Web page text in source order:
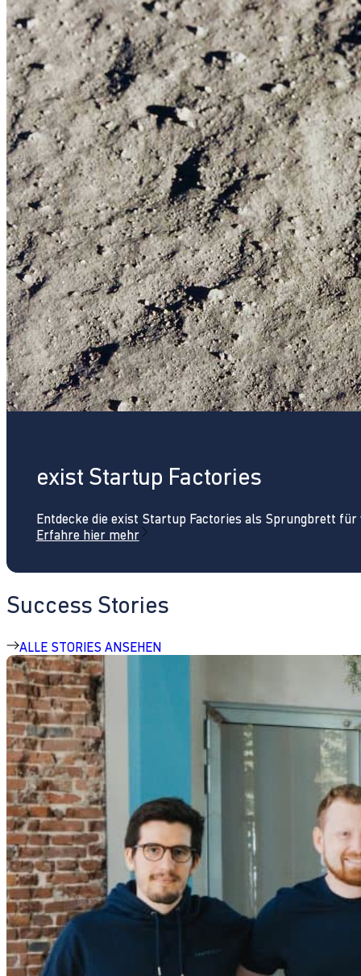
exist Startup Factories
Entdecke die exist Startup Factories als Sprungbrett
Erfahre hier mehr
Success Stories
ALLE STORIES ANSEHEN